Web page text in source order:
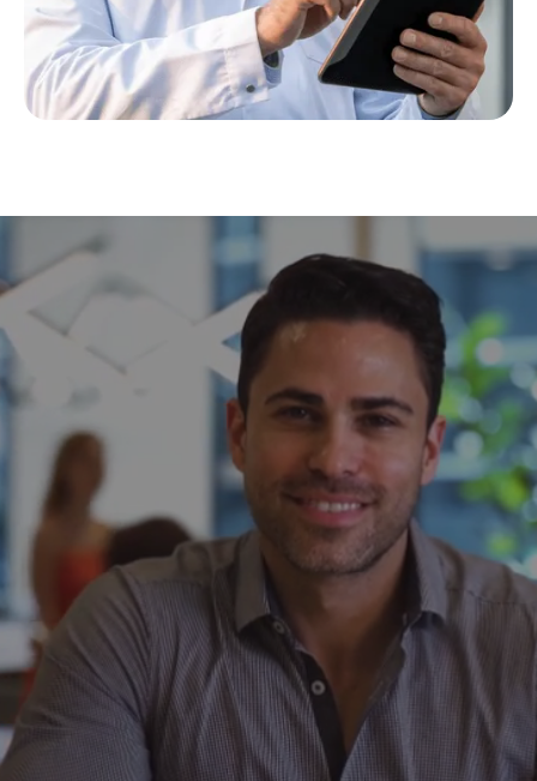
Sin salas de espera. Reciba atención desde
cualquier lugar.